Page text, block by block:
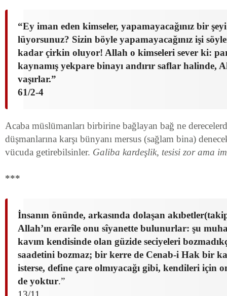
“Ey iman eden kimseler, yapamayacağınız bir
lüyorsunuz? Sizin böyle yapamayacağınız işi
kadar çirkin oluyor! Allah o kimseleri sever ki:
kaynamış yekpare binayı andırır saflar halinde,
vaşırlar.”
61/2-4
Acaba müslümanları birbirine bağlayan bağ ne
düşmanlarına karşı bünyanı mersus (sağlam bina)
vücuda getirebilsinler. Galiba kardeşlik, tesisi zor ama
***
İnsanın önünde, arkasında dolaşan
Allah’ın erarîle onu sîyanette bulunurlar: şu
kavım ken­disinde olan güzide seciyeleri
saadetini boz­maz; bir kerre de Cenab-i Hak bir
isterse, define çare olmıyacağı gibi, kendileri için
de yoktur.”